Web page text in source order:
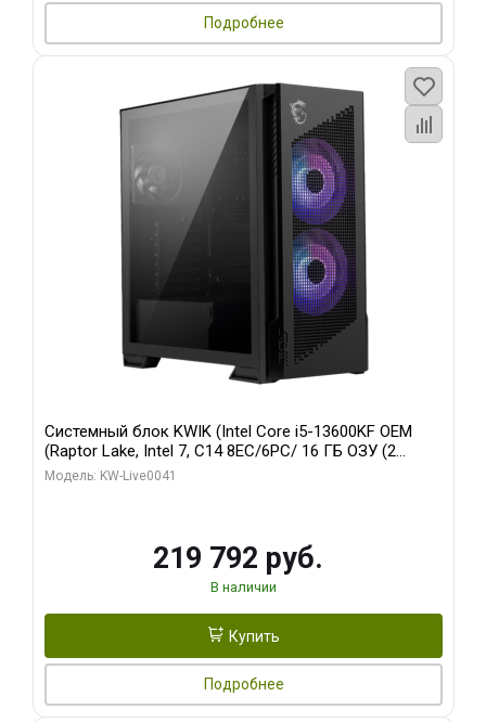
Подробнее
Системный блок KWIK (Intel Core i5-13600KF OEM
(Raptor Lake, Intel 7, C14 8EC/6PC/ 16 ГБ ОЗУ (2
модуля)/ Palit RTX5080 GAMINGPRO OC 16GB GDDR7
Модель: KW-Live0041
219 792 руб.
В наличии
Купить
Подробнее